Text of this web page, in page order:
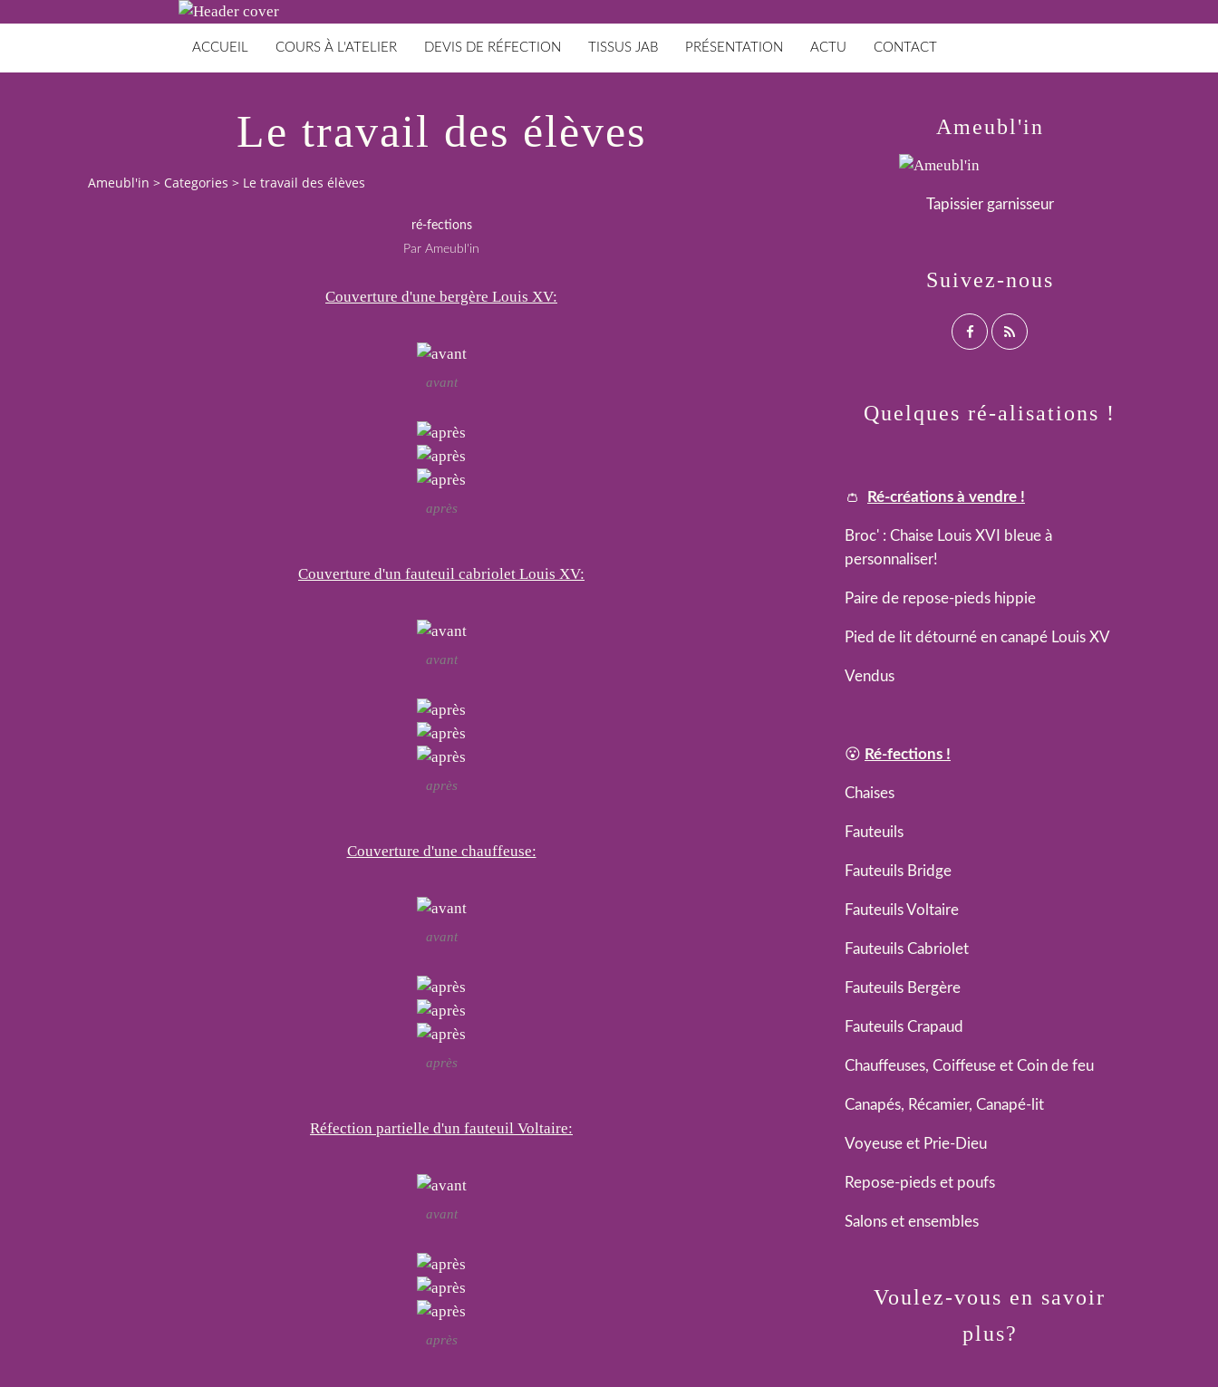
ACCUEIL COURS À L'ATELIER DEVIS DE RÉFECTION TISSUS JAB PRÉSENTATION ACTU CONTACT
Le travail des élèves
Ameubl'in > Categories > Le travail des élèves
ré-fections
Par Ameubl'in
Couverture d'une bergère Louis XV:
avant
après
Couverture d'un fauteuil cabriolet Louis XV:
avant
après
Couverture d'une chauffeuse:
avant
après
Réfection partielle d'un fauteuil Voltaire:
avant
après
Ameubl'in
Tapissier garnisseur
Suivez-nous
Quelques ré-alisations !
👛 Ré-créations à vendre !
Broc' : Chaise Louis XVI bleue à
personnaliser!
Paire de repose-pieds hippie
Pied de lit détourné en canapé Louis XV
Vendus
😮 Ré-fections !
Chaises
Fauteuils
Fauteuils Bridge
Fauteuils Voltaire
Fauteuils Cabriolet
Fauteuils Bergère
Fauteuils Crapaud
Chauffeuses, Coiffeuse et Coin de feu
Canapés, Récamier, Canapé-lit
Voyeuse et Prie-Dieu
Repose-pieds et poufs
Salons et ensembles
Voulez-vous en savoir
plus?